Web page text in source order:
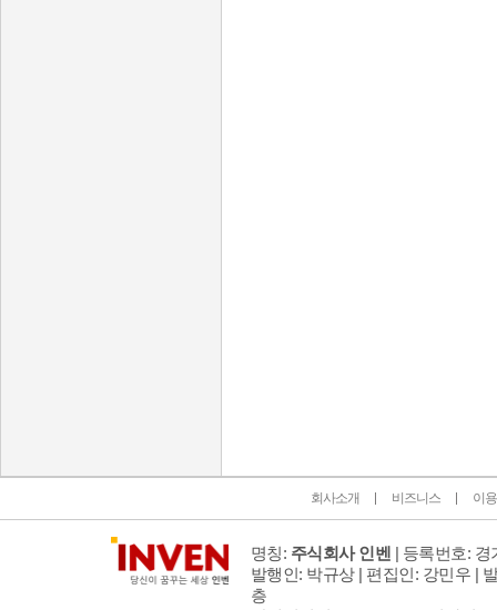
회사소개 비즈니스 이
명칭: 주식회사 인벤 | 등록번호: 경
발행인: 박규상 | 편집인: 강민우 |
층